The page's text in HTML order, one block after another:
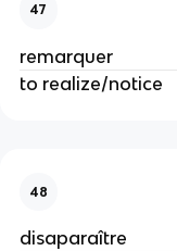
47
remarquer
to realize/notice
48
disaparaître